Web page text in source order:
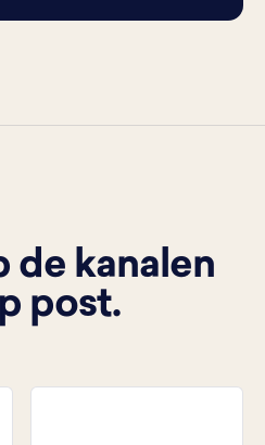
de kanalen
post.